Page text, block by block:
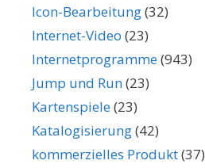
Icon-Bearbeitung(32)
Internet-Video (23)
Internetprogramme(943)
Jump und Run(23)
Kartenspiele(23)
Katalogisierung(42)
kommerzielles Produkt(37)